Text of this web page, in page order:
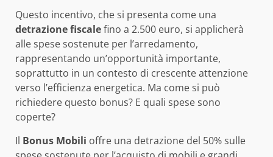
Questo incentivo, che si presenta come una
detrazione fiscalefino a 2.500 euro, si applicherà
alle spese sostenute per l’arredamento,
rappresentando un’opportunità importante,
soprattutto in un contesto di crescente attenzione
verso l’efficienza energetica. Ma come si può
richiedere questo bonus? E quali spese sono
coperte?
Il Bonus Mobili offre una detrazione del 50% sulle